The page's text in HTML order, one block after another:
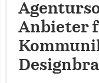
Anbieter